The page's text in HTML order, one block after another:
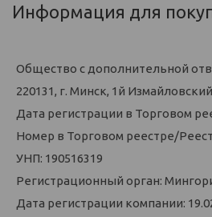
Информация для
Общество с дополнительной
220131, г. Минск, 1й
Дата регистрации в Торговом
Номер в Торговом реестре/
УНП: 190516319
Регистрационный орган:
Дата регистрации компании: